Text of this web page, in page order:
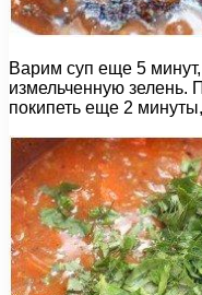
Варим суп еще 5
измельченную
покипеть еще 2